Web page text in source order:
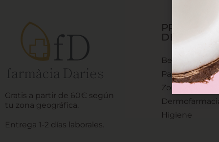
Gratis a partir de 60€ según
tu zona geográfica.
Entrega 1-2 días laborales.
Bebés y
Parafarmacia
Zona Natural
Higiene